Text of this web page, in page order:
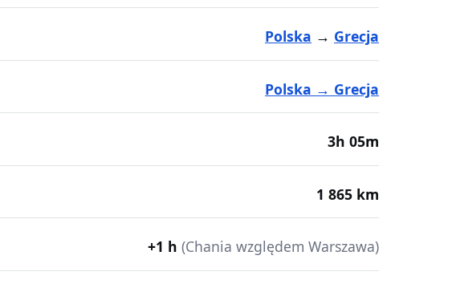
Polska → Grecja
Polska → Grecja
3h 05m
1 865 km
+1 h (Chania względem Warszawa)